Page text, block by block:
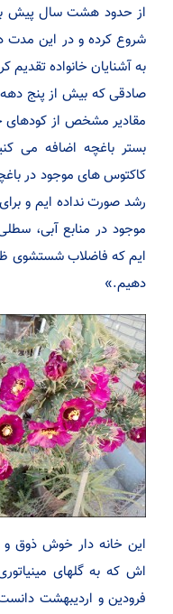
از حدود هشت سال پیش
شروع کرده و در این مدت
به آشنایان خانواده تقدیم
صادقی که بیش از پنج دهه
مقادیر مشخص از کودهای
بستر باغچه اضافه می
کاکتوس های موجود در
رشد صورت نداده ایم و
موجود در منابع آبی،
ایم که فاضلاب شستشوی
دهیم.»
این خانه دار خوش ذوق
اش که به گلهای
فرودین و اردیبهشت